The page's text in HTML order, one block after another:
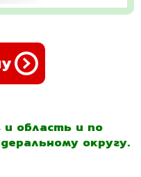
и область и по
округу.